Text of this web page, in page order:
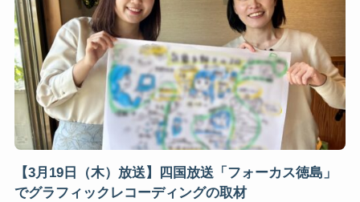
【3月19日（木）放送】四国放送「フォーカス徳島」
でグラフィックレコーディングの取材